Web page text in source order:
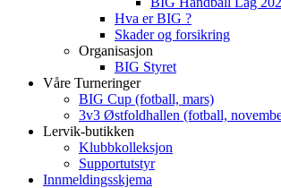
Hva er BIG ?
Skader og forsikring
Organisasjon
BIG Styret
Våre Turneringer
BIG Cup (fotball, mars)
3v3 Østfoldhallen (fotball,
Lervik-butikken
Klubbkolleksjon
Supportutstyr
Innmeldingsskjema